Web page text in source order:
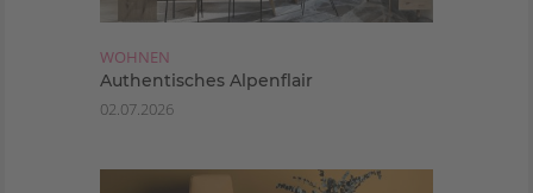
WOHNEN
Authentisches Alpenflair
02.07.2026